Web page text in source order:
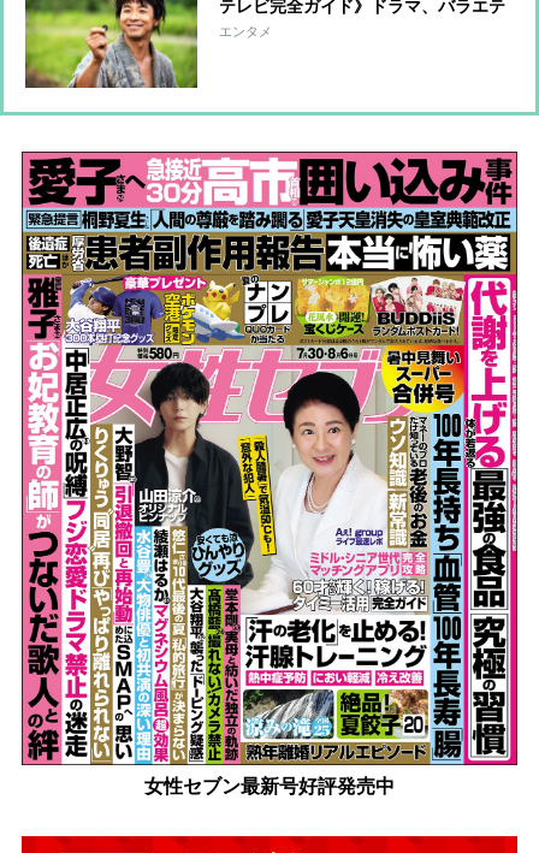
テレビ完全ガイド》ドラマ、バラエテ
ィー、音楽、スポーツ、映画のおすす
エンタメ
女性セブン最新号好評発売中